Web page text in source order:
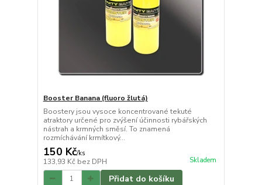
Booster Banana (fluoro žlutá)
Boostery jsou vysoce koncentrované tekuté
atraktory určené pro zvýšení účinnosti rybářských
nástrah a krmných směsí. To znamená
rozmíchávání krmítkový...
150 Kč/ks
133,93 Kč bez DPH Skladem
Přidat do košíku